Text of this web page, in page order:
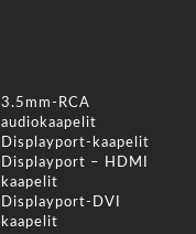
3.5mm-RCA
audiokaapelit
Displayport-kaapelit
Displayport – HDMI
kaapelit
Displayport-DVI
kaapelit